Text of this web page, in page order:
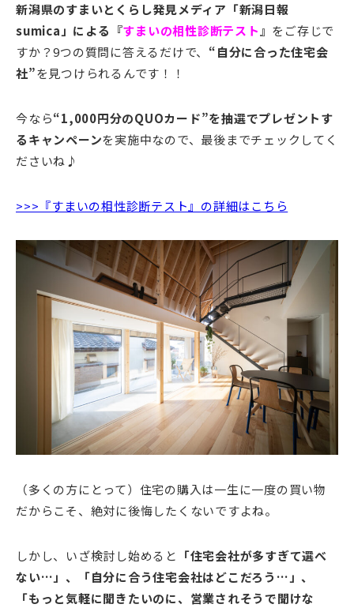
新潟県のすまいとくらし発見メディア「新潟日報
sumica」による『すまいの相性診断テスト』 をご存じで
すか？9つの質問に答えるだけで、 “自分に合った住宅会
社”を見つけられるんです！！
今なら“1,000円分のQUOカード”を抽選でプレゼントす
るキャンペーンを実施中なので、最後までチェックしてく
ださいね♪
>>>『すまいの相性診断テスト』の詳細はこちら
（多くの方にとって）住宅の購入は一生に一度の買い物
だからこそ、絶対に後悔したくないですよね。
しかし、いざ検討し始めると 「住宅会社が多すぎて選べ
ない…」、
「自分に合う住宅会社はどこだろう…」、
「もっと気軽に聞きたいのに、営業されそうで聞けな